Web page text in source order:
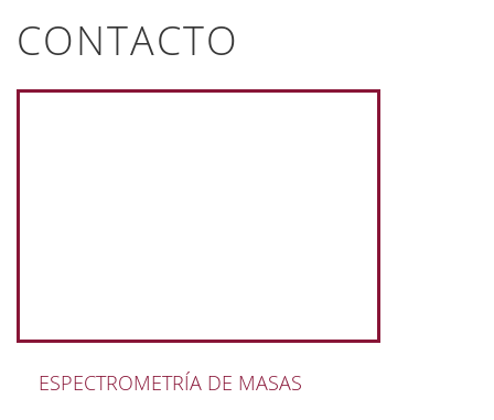
CONTACTO
ESPECTROMETRÍA DE MASAS